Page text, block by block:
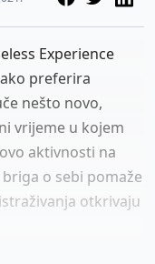
Experience
preferira
nešto novo,
vrijeme u kojem
aktivnosti na
o sebi pomaže
otkrivaju